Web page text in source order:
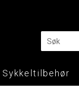
Sykkeltilbehør